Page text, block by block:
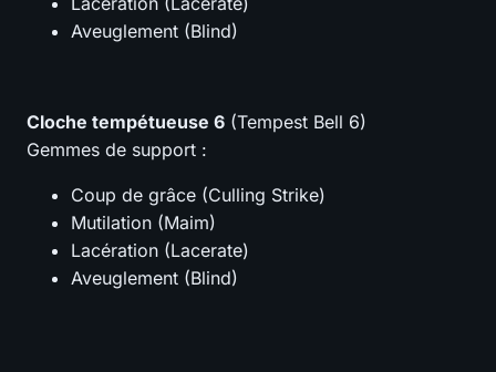
Aveuglement (Blind)
Cloche tempétueuse 6 (Tempest Bell 6)
Gemmes de support :
Coup de grâce (Culling Strike)
Mutilation (Maim)
Lacération (Lacerate)
Aveuglement (Blind)